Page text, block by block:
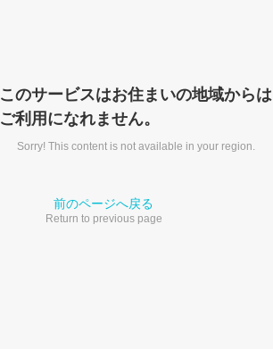
このサービスはお住まいの地域からは
ご利用になれません。
Sorry! This content is not available in your region.
前のページへ戻る
Return to previous page